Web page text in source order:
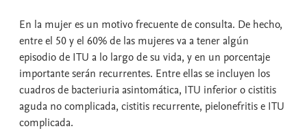
En la mujer es un motivo frecuente de consulta. De hecho,
entre el 50 y el 60% de las mujeres va a tener algún
episodio de ITU a lo largo de su vida, y en un porcentaje
importante serán recurrentes. Entre ellas se incluyen los
cuadros de bacteriuria asintomática, ITU inferior o cistitis
aguda no complicada, cistitis recurrente, pielonefritis e ITU
complicada.